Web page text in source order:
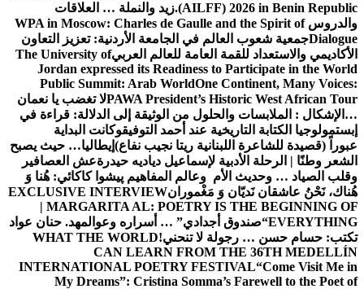
(AILFF) 2026 in Benin Republic. زيد والنملة … العلاقات
والدروسWPA in Moscow: Charles de Gaulle and the Spirit of
Dialogueجمعية شعوب العالم في الجامعة الأردنية: تعزيز التعاون
الأكاديمي والاستعداد للقمة العامة للعالم العربيThe University of
Jordan expressed its Readiness to Participate in the World
Public Summit: Arab WorldOne Continent, Many Voices:
PAWA President’s Historic West African Tourلا تغضب يا نعمان
…الإشكال : الملابسات والحلول من الوثيقة إلى الدلالة: قراءة في
إبستمولوجيا الكتابة التاريخية عند أحمد التوفيقوكانت البداية
عبوراً (قصيدة للشاعرة اللبنانية ريتا نجيب نفاع) إيطاليا… حيث يصبح
الشعر وطنًا | الرحلة الأدبية لإسماعيل دياديه حيدرةعش العصافير
وقلب الصياد … وحديث الأم وعالم المفاهيم پیشوا کاکائي: هُنا وَ
هُناك، نَحْنُ عاشقان نَديّان وَ مَغْمورانEXCLUSIVE INTERVIEW
| MARGARITA AL: POETRY IS THE BEGINNING OF
EVERYTHING“صندوق أجدادي” … أسراره وعوالمهد. حنان عواد
تكتب: حسام حسن … رجولة لا تنحني!WHAT THE WORLD
CAN LEARN FROM THE 36TH MEDELLÍN
INTERNATIONAL POETRY FESTIVAL“Come Visit Me in
My Dreams”: Cristina Somma’s Farewell to the Poet of